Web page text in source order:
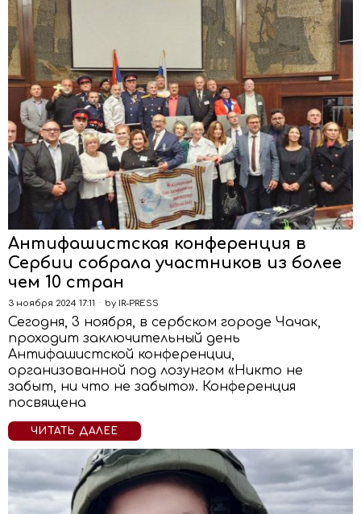
Антифашистская конференция в
Сербии собрала участников из более
чем 10 стран
3 ноября 2024 17:11 by IR-PRESS
Сегодня, 3 ноября, в сербском городе Чачак,
проходит заключительный день
Антифашистской конференции,
организованной под лозунгом «Никто не
забыт, ни что не забыто». Конференция
посвящена
ЧИТАТЬ ДАЛЕЕ